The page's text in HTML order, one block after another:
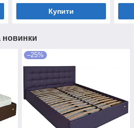
Купити
новинки
–25%